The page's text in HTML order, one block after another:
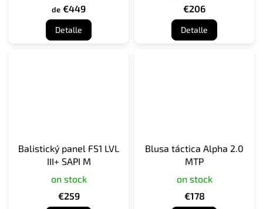
de €449
Detalle
€206
Detalle
Balistický panel FS1 LVL
III+ SAPI M
on stock
€259
Blusa táctica Alpha 2.0
MTP
on stock
€178